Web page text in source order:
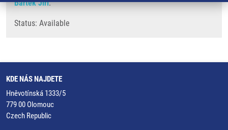
Bártek Jiří.
Status: Available
KDE NÁS NAJDETE
Hněvotínská 1333/5
779 00 Olomouc
Czech Republic